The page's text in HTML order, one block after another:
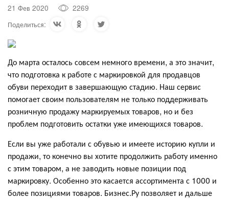
21 Фев 2020
2269
Поделиться:
До марта осталось совсем немного времени, а это значит,
что подготовка к работе с маркировкой для продавцов
обуви переходит в завершающую стадию. Наш сервис
помогает своим пользователям не только поддерживать
розничную продажу маркируемых товаров, но и без
проблем подготовить остатки уже имеющихся товаров.
Если вы уже работали с обувью и имеете историю купли и
продажи, то конечно вы хотите продолжить работу именно
с этим товаром, а не заводить новые позиции под
маркировку. Особенно это касается ассортимента с 1000 и
более позициями товаров. Бизнес.Ру позволяет и дальше